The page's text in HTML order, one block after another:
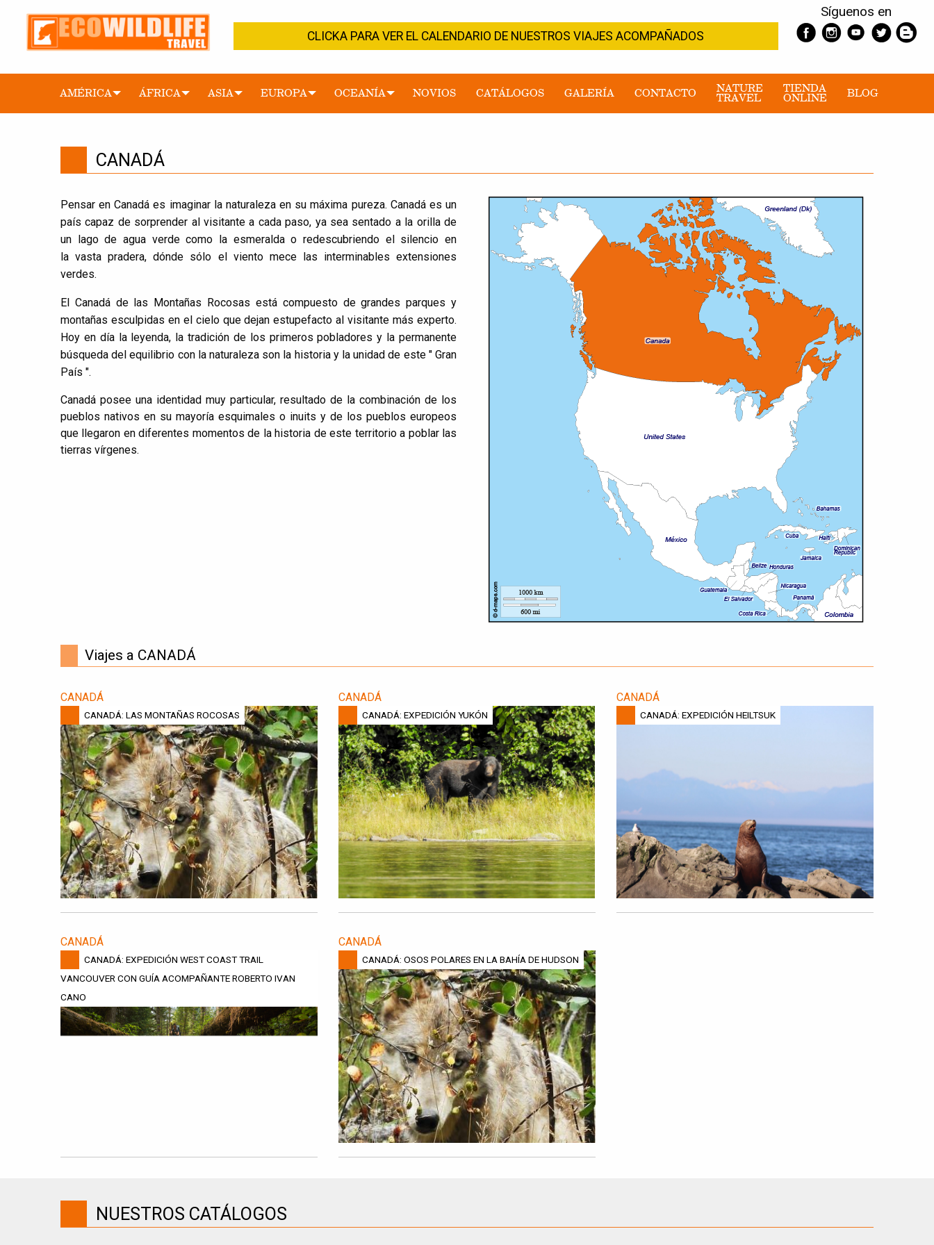
CLICKA PARA VER EL CALENDARIO DE NUESTROS VIAJES ACOMPAÑADOS
Síguenos en
AMÉRICA ÁFRICA ASIA EUROPA OCEANÍA NOVIOS CATÁLOGOS GALERÍA CONTACTO NATURE
TRAVEL
TIENDA
ONLINE BLOG
CANADÁ
Pensar en Canadá es imaginar la naturaleza en su máxima pureza. Canadá es un
país capaz de sorprender al visitante a cada paso, ya sea sentado a la orilla de
un lago de agua verde como la esmeralda o redescubriendo el silencio en
la vasta pradera, dónde sólo el viento mece las interminables extensiones
verdes.
El Canadá de las Montañas Rocosas está compuesto de grandes parques y
montañas esculpidas en el cielo que dejan estupefacto al visitante más experto.
Hoy en día la leyenda, la tradición de los primeros pobladores y la permanente
búsqueda del equilibrio con la naturaleza son la historia y la unidad de este " Gran
País ".
Canadá posee una identidad muy particular, resultado de la combinación de los
pueblos nativos en su mayoría esquimales o inuits y de los pueblos europeos
que llegaron en diferentes momentos de la historia de este territorio a poblar las
tierras vírgenes.
Viajes a CANADÁ
CANADÁ
CANADÁ: LAS MONTAÑAS ROCOSAS
CANADÁ
CANADÁ: EXPEDICIÓN YUKÓN
CANADÁ
CANADÁ: EXPEDICIÓN HEILTSUK
CANADÁ
CANADÁ: EXPEDICIÓN WEST COAST TRAIL
VANCOUVER CON GUÍA ACOMPAÑANTE ROBERTO IVAN
CANO
CANADÁ
CANADÁ: OSOS POLARES EN LA BAHÍA DE HUDSON
NUESTROS CATÁLOGOS